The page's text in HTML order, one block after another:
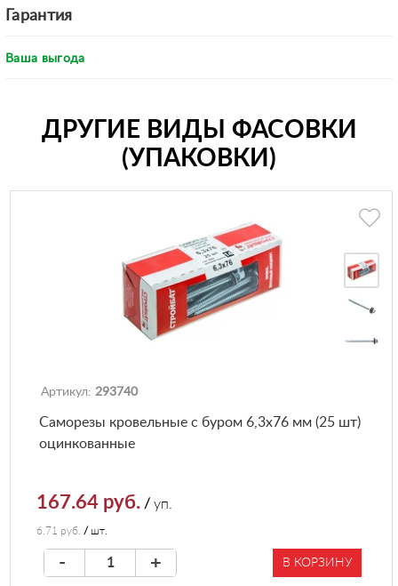
Гарантия
Ваша выгода
ДРУГИЕ ВИДЫ ФАСОВКИ
(УПАКОВКИ)
Артикул: 293740
Саморезы кровельные с буром 6,3х76 мм (25 шт)
оцинкованные
167.64 руб. /уп.
6.71 руб. / шт.
- + В КОРЗИНУ